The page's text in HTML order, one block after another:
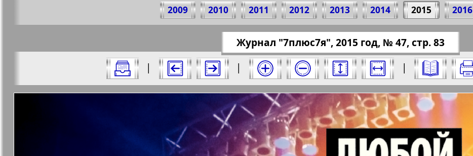
2009 2010 2011 2012 2013 2014 2015 2016
Все номера журнала "7плюс7я" за 2015 год. Выберите номер и нажмите на него:
Журнал "7плюс7я", 2015 год, № 47, стр. 83
|
| |
Страницы журнала "7плюс7я". Номер: 47, 2015 год. Выберите
2 4
Отправить
https://pressaru.eu/?pub=7-plus-
Баден-
Берлинский
Все pro все